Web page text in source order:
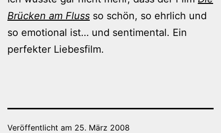
Brücken am Fluss so schön, so ehrlich und
so emotional ist… und sentimental. Ein
perfekter Liebesfilm.
Veröffentlicht am 25. März 2008